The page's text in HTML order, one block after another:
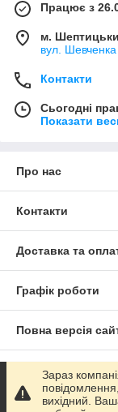
Працює з
м.
вул.
Контакти
Сьогодні
Показати
Про нас
Контакти
Доставка та
Графік роботи
Повна версія
Сайт створено
Зараз
вихідний.